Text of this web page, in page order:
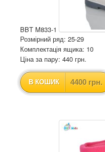
BBT M833-1
Розмірний ряд: 25-29
Комплектація ящика: 10
Ціна за пару: 440 грн.
В КОШИК 4400 грн.